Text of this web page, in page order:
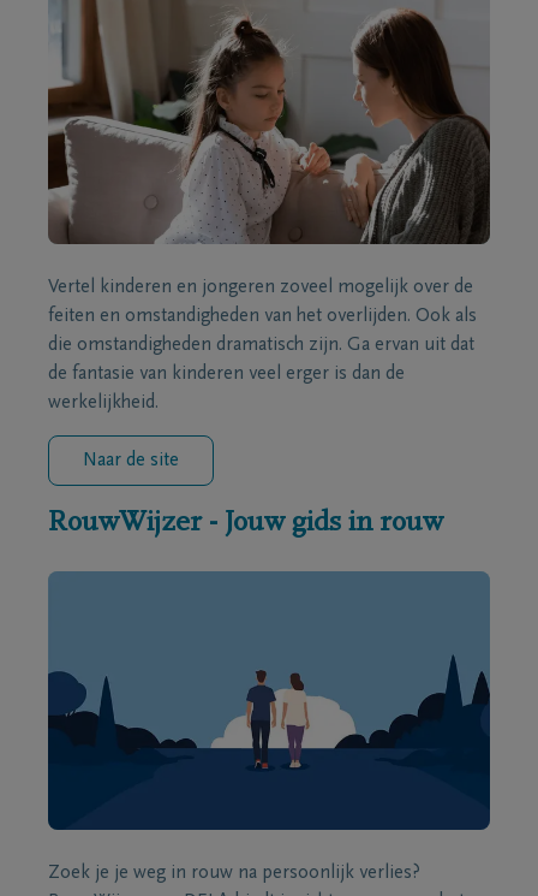
Vertel kinderen en jongeren zoveel mogelijk over de
feiten en omstandigheden van het overlijden. Ook als
die omstandigheden dramatisch zijn. Ga ervan uit dat
de fantasie van kinderen veel erger is dan de
werkelijkheid.
Naar de site
RouwWijzer - Jouw gids in rouw
Zoek je je weg in rouw na persoonlijk verlies?